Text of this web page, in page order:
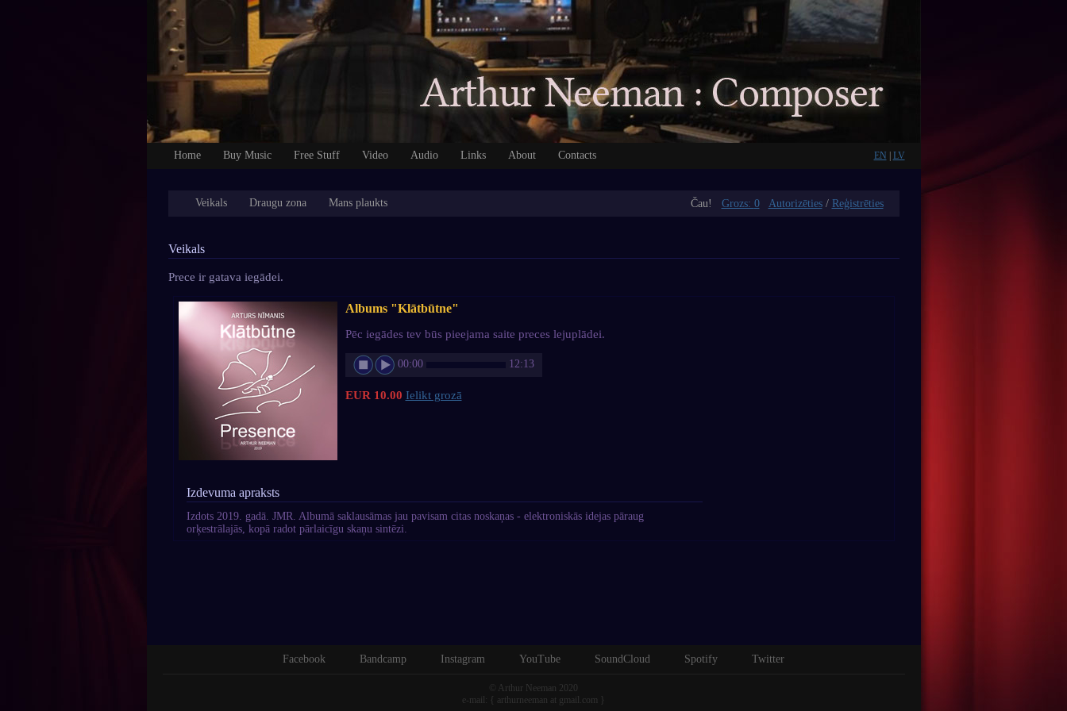
Home Buy Music Free Stuff Video Audio Links About Contacts EN LV
Veikals Draugu zona Mans plaukts Čau! Grozs: 0 Autorizēties/ Reģistrēties
Veikals
Prece ir gatava iegādei.
Albums "Klātbūtne"
Pēc iegādes tev būs pieejama saite preces lejuplādei.
00:00 12:13
EUR 10.00 Ielikt grozā
Izdevuma apraksts
Izdots 2019. gadā. JMR. Albumā saklausāmas jau pavisam citas noskaņas - elektroniskās idejas pāraug
orķestrālajās, kopā radot pārlaicīgu skaņu sintēzi.
Facebook Bandcamp Instagram YouTube SoundCloud Spotify Twitter
© Arthur Neeman 2020
e-mail: { arthurneeman at gmail.com }